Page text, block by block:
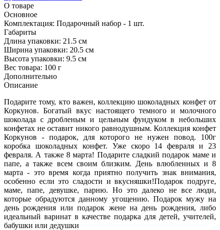
О товаре
Основное
Комплектация: Подарочный набор - 1 шт.
Габариты
Длина упаковки: 21.5 см
Ширина упаковки: 20.5 см
Высота упаковки: 9.5 см
Вес товара: 100 г
Дополнительно
Описание
Подарите тому, кто важен, коллекцию шоколадных конфет от
Коркунов. Богатый вкус настоящего темного и молочного
шоколада с дробленым и цельным фундуком в небольших
конфетах не оставит никого равнодушным. Коллекция конфет
Коркунов - подарок, для которого не нужен повод. 100г
коробка шоколадных конфет. Уже скоро 14 февраля и 23
февраля. А также 8 марта! Подарите сладкий подарок маме и
папе, а также всем своим близким. День влюбленных и 8
марта - это время когда приятно получить знак внимания,
особенно если это сладости и вкусняшки!Подарок подруге,
маме, папе, девушке, парню. Но это далеко не все люди,
которые обрадуются данному угощению. Подарок мужу на
день рождения или подарок жене на день рождения, либо
идеальный варинат в качестве подарка для детей, учителей,
бабушки или дедушки